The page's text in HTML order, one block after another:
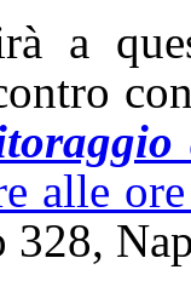
a
alle
328,